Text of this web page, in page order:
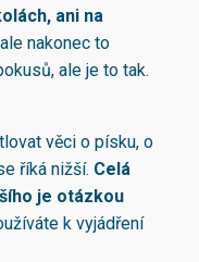
ani na
nakonec to
ale je to tak.
věci o písku, o
říká nižší. Celá
je otázkou
k vyjádření